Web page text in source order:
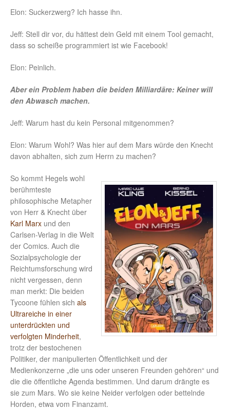
Elon: Suckerzwerg? Ich hasse ihn.
Jeff: Stell dir vor, du hättest dein Geld mit einem Tool gemacht,
dass so scheiße programmiert ist wie Facebook!
Elon: Peinlich.
Aber ein Problem haben die beiden Milliardäre: Keiner will
den Abwasch machen.
Jeff: Warum hast du kein Personal mitgenommen?
Elon: Warum Wohl? Was hier auf dem Mars würde den Knecht
davon abhalten, sich zum Herrn zu machen?
So kommt Hegels wohl
berühmteste
philosophische Metapher
von Herr & Knecht über
Karl Marx und den
Carlsen-Verlag in die Welt
der Comics. Auch die
Sozialpsychologie der
Reichtumsforschung wird
nicht vergessen, denn
man merkt: Die beiden
Tycoone fühlen sich als
Ultrareiche in einer
unterdrückten und
verfolgten Minderheit,
trotz der bestochenen
Politiker, der manipulierten Öffentlichkeit und der
Medienkonzerne „die uns oder unseren Freunden gehören“ und
die die öffentliche Agenda bestimmen. Und darum drängte es
sie zum Mars. Wo sie keine Neider verfolgen oder bettelnde
Horden, etwa vom Finanzamt.